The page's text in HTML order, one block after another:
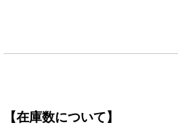
【在庫数について】